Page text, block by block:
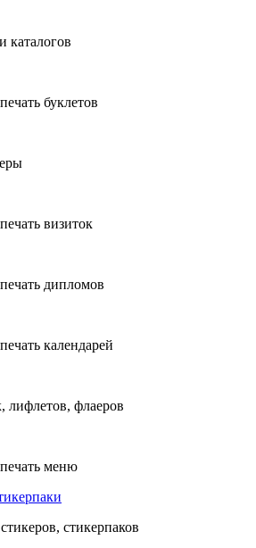
каталогов
буклетов
визиток
дипломов
календарей
лифлетов, флаеров
меню
стикерпаков